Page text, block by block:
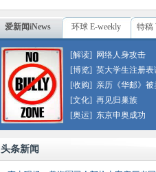
爱新闻iNews 环球 E-weekly 特稿
[解读]
网络人身攻击
[博览] 英大学生注册表调
[收购] 亲历《华邮》被
[文化] 再见归巢族
[奥运] 东京申奥成功
头条新闻